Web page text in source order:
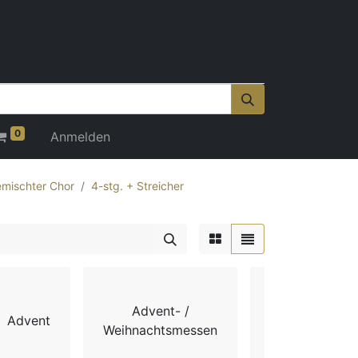
0 Anmelden
Chor
4-stg. + Streicher
Advent
Advent- /
Weihnachtsmessen